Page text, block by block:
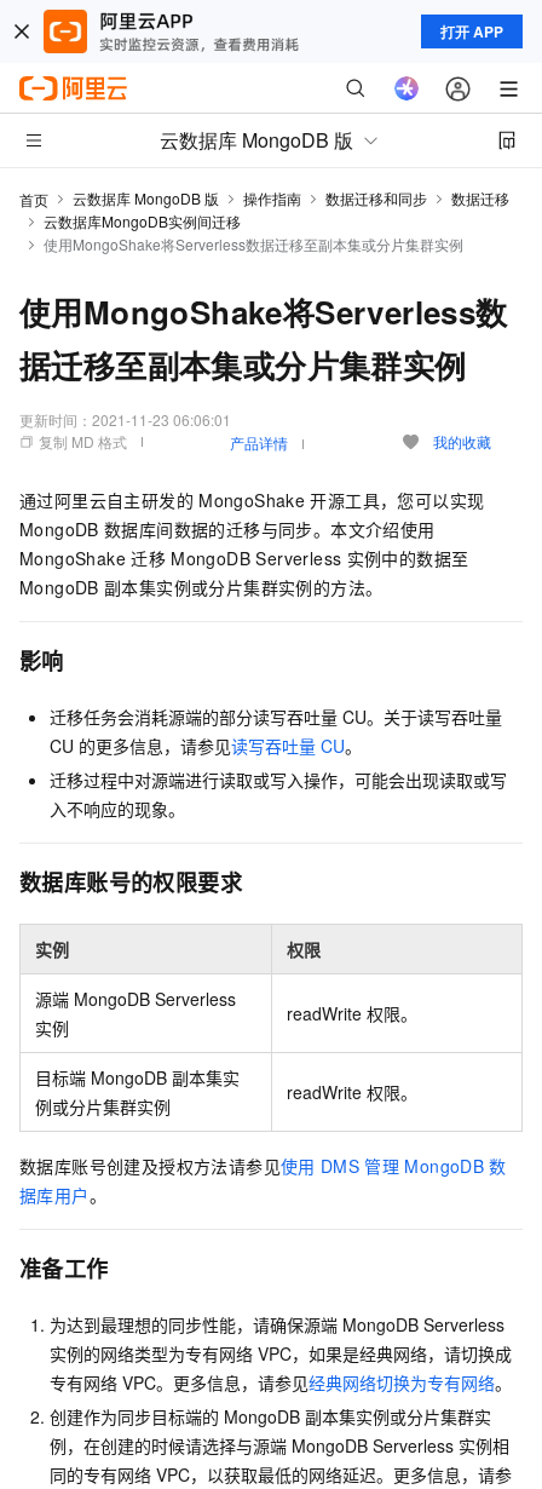
打开 APP
云数据库 MongoDB 版
首页 云数据库 MongoDB 版 操作指南 数据迁移和同步
数据迁移
云数据库MongoDB实例间迁移
使用MongoShake将Serverless数据迁移至副本集或分片集群实例
使用MongoShake将Serverless数
据迁移至副本集或分片集群实例
更新时间： 2021-11-23 06:06:01
复制 MD 格式
产品详情 我的收藏
通过阿里云自主研发的 MongoShake 开源工具，您可以实现
MongoDB 数据库间数据的迁移与同步。本文介绍使用
MongoShake 迁移 MongoDB Serverless 实例中的数据至
MongoDB 副本集实例或分片集群实例的方法。
影响
迁移任务会消耗源端的部分读写吞吐量 CU。关于读写吞吐量
CU 的更多信息，请参见读写吞吐量 CU。
迁移过程中对源端进行读取或写入操作，可能会出现读取或写
入不响应的现象。
数据库账号的权限要求
实例 权限
源端 MongoDB Serverless
实例
readWrite 权限。
目标端 MongoDB 副本集实
例或分片集群实例
readWrite 权限。
数据库账号创建及授权方法请参见使用 DMS 管理 MongoDB 数
据库用户。
准备工作
为达到最理想的同步性能，请确保源端 MongoDB Serverless
实例的网络类型为专有网络 VPC，如果是经典网络，请切换成
专有网络 VPC。更多信息，请参见经典网络切换为专有网络。
创建作为同步目标端的 MongoDB 副本集实例或分片集群实
例，在创建的时候请选择与源端 MongoDB Serverless 实例相
同的专有网络 VPC，以获取最低的网络延迟。更多信息，请参